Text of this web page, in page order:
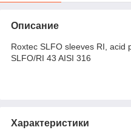
Описание
Roxtec SLFO sleeves RI, acid
SLFO/RI 43 AISI 316
Характеристики